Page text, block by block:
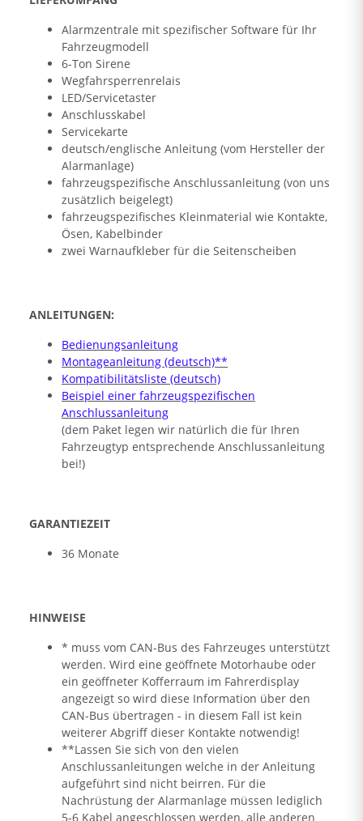
Alarmzentrale mit spezifischer Software für Ihr
Fahrzeugmodell
6-Ton Sirene
Wegfahrsperrenrelais
LED/Servicetaster
Anschlusskabel
Servicekarte
deutsch/englische Anleitung (vom Hersteller der
Alarmanlage)
fahrzeugspezifische Anschlussanleitung (von uns
zusätzlich beigelegt)
fahrzeugspezifisches Kleinmaterial wie Kontakte,
Ösen, Kabelbinder
zwei Warnaufkleber für die Seitenscheiben
ANLEITUNGEN:
Bedienungsanleitung
Montageanleitung (deutsch)**
Kompatibilitätsliste (deutsch)
Beispiel einer fahrzeugspezifischen
Anschlussanleitung
(dem Paket legen wir natürlich die für Ihren
Fahrzeugtyp entsprechende Anschlussanleitung
bei!)
GARANTIEZEIT
36 Monate
HINWEISE
* muss vom CAN-Bus des Fahrzeuges unterstützt
werden. Wird eine geöffnete Motorhaube oder
ein geöffneter Kofferraum im Fahrerdisplay
angezeigt so wird diese Information über den
CAN-Bus übertragen - in diesem Fall ist kein
weiterer Abgriff dieser Kontakte notwendig!
**Lassen Sie sich von den vielen
Anschlussanleitungen welche in der Anleitung
aufgeführt sind nicht beirren. Für die
Nachrüstung der Alarmanlage müssen lediglich
5-6 Kabel angeschlossen werden, alle anderen